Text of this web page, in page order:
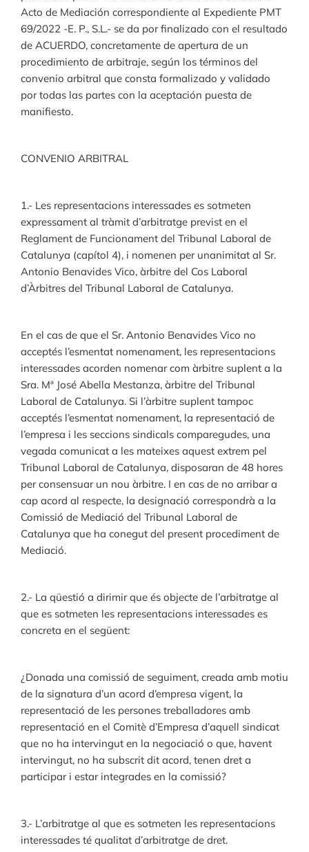
Acto de Mediación correspondiente al Expediente PMT
69/2022 -E. P., S.L.- se da por finalizado con el resultado
de ACUERDO, concretamente de apertura de un
procedimiento de arbitraje, según los términos del
convenio arbitral que consta formalizado y validado
por todas las partes con la aceptación puesta de
manifiesto.
CONVENIO ARBITRAL
1.- Les representacions interessades es sotmeten
expressament al tràmit d’arbitratge previst en el
Reglament de Funcionament del Tribunal Laboral de
Catalunya (capítol 4), i nomenen per unanimitat al Sr.
Antonio Benavides Vico, àrbitre del Cos Laboral
d’Àrbitres del Tribunal Laboral de Catalunya.
En el cas de que el Sr. Antonio Benavides Vico no
acceptés l’esmentat nomenament, les representacions
interessades acorden nomenar com àrbitre suplent a la
Sra. Mª José Abella Mestanza, àrbitre del Tribunal
Laboral de Catalunya. Si l’àrbitre suplent tampoc
acceptés l’esmentat nomenament, la representació de
l’empresa i les seccions sindicals comparegudes, una
vegada comunicat a les mateixes aquest extrem pel
Tribunal Laboral de Catalunya, disposaran de 48 hores
per consensuar un nou àrbitre. I en cas de no arribar a
cap acord al respecte, la designació correspondrà a la
Comissió de Mediació del Tribunal Laboral de
Catalunya que ha conegut del present procediment de
Mediació.
2.- La qüestió a dirimir que és objecte de l’arbitratge al
que es sotmeten les representacions interessades es
concreta en el següent:
¿Donada una comissió de seguiment, creada amb motiu
de la signatura d’un acord d’empresa vigent, la
representació de les persones treballadores amb
representació en el Comitè d’Empresa d’aquell sindicat
que no ha intervingut en la negociació o que, havent
intervingut, no ha subscrit dit acord, tenen dret a
participar i estar integrades en la comissió?
3.- L’arbitratge al que es sotmeten les representacions
interessades té qualitat d’arbitratge de dret.